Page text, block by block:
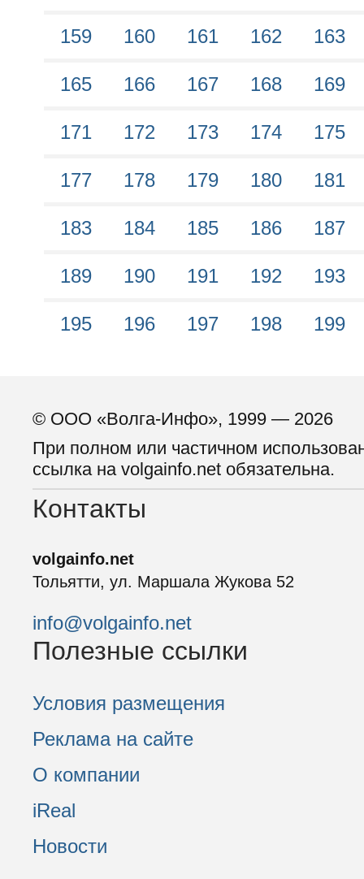
159 160 161 162 163
165 166 167 168 169
171 172 173 174 175
177 178 179 180 181
183 184 185 186 187
189 190 191 192 193
195 196 197 198 199
© ООО «Волга-Инфо», 1999 — 2026
При полном или частичном
ссылка на volgainfo.net обязательна.
Контакты
volgainfo.net
Тольятти, ул. Маршала Жукова 52
info@volgainfo.net
Полезные ссылки
Условия размещения
Реклама на сайте
О компании
iReal
Новости